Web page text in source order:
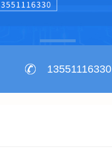
13551116330